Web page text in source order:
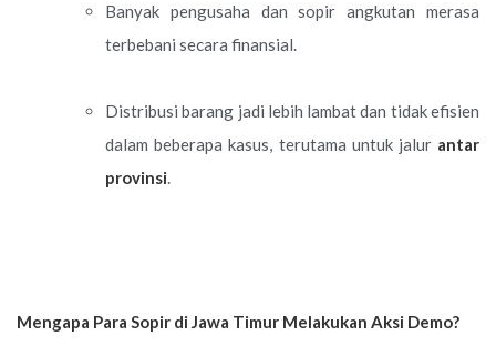
Banyak pengusaha dan sopir angkutan merasa
terbebani secara finansial.
Distribusi barang jadi lebih lambat dan tidak efisien
dalam beberapa kasus, terutama untuk jalur antar
provinsi.
Mengapa Para Sopir di Jawa Timur Melakukan Aksi Demo?